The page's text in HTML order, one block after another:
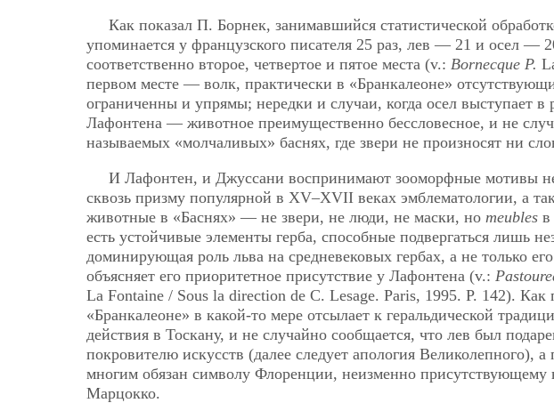
Как показал П. Борнек, занимавшийся статистической
упоминается у французского писателя 25 раз, лев — 21 и осел —
соответственно второе, четвертое и пятое места (v.: Bornecque P.
первом месте — волк, практически в «Бранкалеоне»
ограниченны и упрямы; нередки и случаи, когда осел выступает
Лафонтена — животное преимущественно бессловесное, и не
называемых «молчаливых» баснях, где звери не произносят ни
И Лафонтен, и Джуссани воспринимают зооморфные мотивы
сквозь призму популярной в XV–XVII веках эмблематологии, а
животные в «Баснях» — не звери, не люди, не маски, но meubles в
есть устойчивые элементы герба, способные подвергаться лишь
доминирующая роль льва на средневековых гербах, а не только
объясняет его приоритетное присутствие у Лафонтена (v.:
La Fontaine / Sous la direction de C. Lesage. Paris, 1995. P. 142). Как
«Бранкалеоне» в какой-то мере отсылает к геральдической
действия в Тоскану, и не случайно сообщается, что лев был
покровителю искусств (далее следует апология Великолепного),
многим обязан символу Флоренции, неизменно присутствующему
Марцокко.